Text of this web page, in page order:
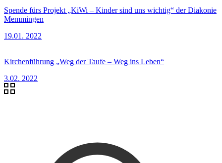
Spende fürs Projekt „KiWi – Kinder sind uns wichtig“ der Diakonie
Memmingen
19.01. 2022
Kirchenführung „Weg der Taufe – Weg ins Leben“
3.02. 2022